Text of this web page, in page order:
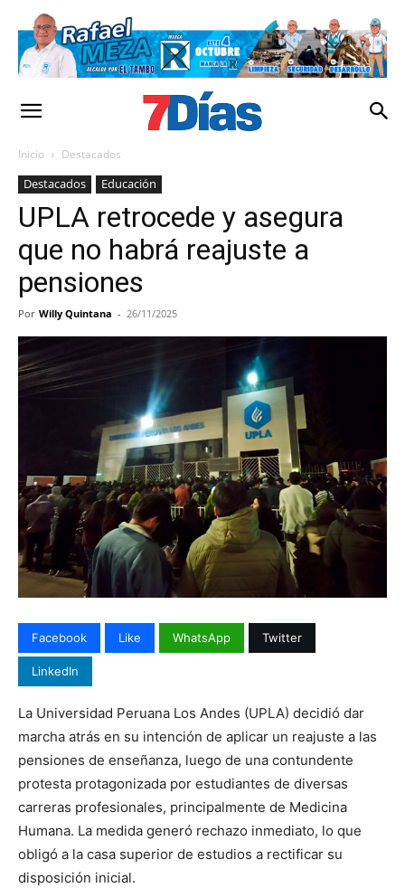
Inicio Destacados
Destacados Educación
UPLA retrocede y asegura
que no habrá reajuste a
pensiones
Por Willy Quintana - 26/11/2025
Facebook Like WhatsApp Twitter
LinkedIn
La Universidad Peruana Los Andes (UPLA) decidió dar
marcha atrás en su intención de aplicar un reajuste a las
pensiones de enseñanza, luego de una contundente
protesta protagonizada por estudiantes de diversas
carreras profesionales, principalmente de Medicina
Humana. La medida generó rechazo inmediato, lo que
obligó a la casa superior de estudios a rectificar su
disposición inicial.